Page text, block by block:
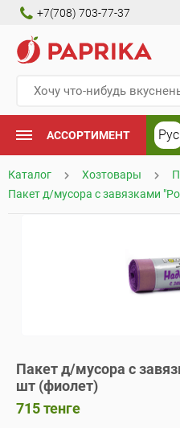
+7(708) 703-77-37
АССОРТИМЕНТ Рус
Каталог Хозтовары
Пакет д/мусора с завязками
Пакет д/мусора с
шт (фиолет)
715тенге